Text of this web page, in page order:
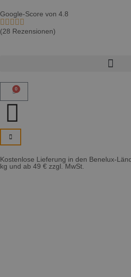
Google-Score von 4.8
(28 Rezensionen)
0
Kostenlose Lieferung in den Benelux-
kg und ab 49 € zzgl. MwSt.